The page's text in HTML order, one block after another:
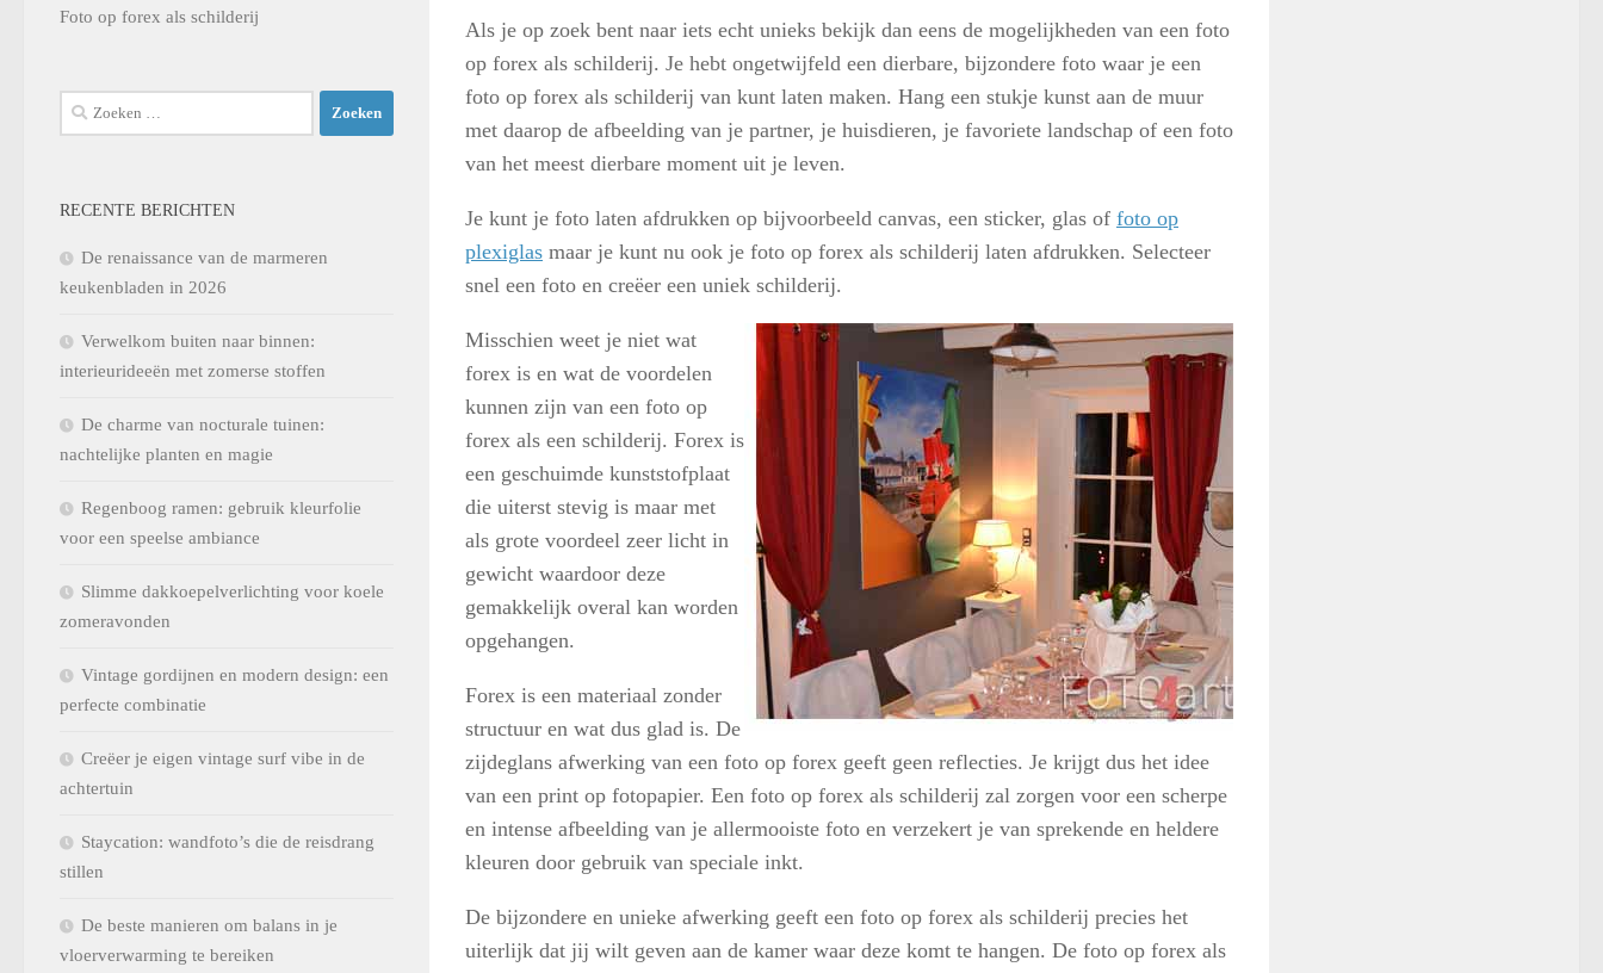
Als je op zoek bent naar iets echt unieks bekijk dan eens de mogelijkheden van een foto
op forex als schilderij. Je hebt ongetwijfeld een dierbare, bijzondere foto waar je een
foto op forex als schilderij van kunt laten maken. Hang een stukje kunst aan de muur
met daarop de afbeelding van je partner, je huisdieren, je favoriete landschap of een foto
van het meest dierbare moment uit je leven.
Je kunt je foto laten afdrukken op bijvoorbeeld canvas, een sticker, glas of foto op
plexiglas maar je kunt nu ook je foto op forex als schilderij laten afdrukken. Selecteer
snel een foto en creëer een uniek schilderij.
Misschien weet je niet wat
forex is en wat de voordelen
kunnen zijn van een foto op
forex als een schilderij. Forex is
een geschuimde kunststofplaat
die uiterst stevig is maar met
als grote voordeel zeer licht in
gewicht waardoor deze
gemakkelijk overal kan worden
opgehangen.
Forex is een materiaal zonder
structuur en wat dus glad is. De
zijdeglans afwerking van een foto op forex geeft geen reflecties. Je krijgt dus het idee
van een print op fotopapier. Een foto op forex als schilderij zal zorgen voor een scherpe
en intense afbeelding van je allermooiste foto en verzekert je van sprekende en heldere
kleuren door gebruik van speciale inkt.
De bijzondere en unieke afwerking geeft een foto op forex als schilderij precies het
uiterlijk dat jij wilt geven aan de kamer waar deze komt te hangen. De foto op forex als
Foto op forex als schilderij
Zoeken
naar:
RECENTE BERICHTEN
De renaissance van de marmeren
keukenbladen in 2026
Verwelkom buiten naar binnen:
interieurideeën met zomerse stoffen
De charme van nocturale tuinen:
nachtelijke planten en magie
Regenboog ramen: gebruik kleurfolie
voor een speelse ambiance
Slimme dakkoepelverlichting voor koele
zomeravonden
Vintage gordijnen en modern design: een
perfecte combinatie
Creëer je eigen vintage surf vibe in de
achtertuin
Staycation: wandfoto’s die de reisdrang
stillen
De beste manieren om balans in je
vloerverwarming te bereiken